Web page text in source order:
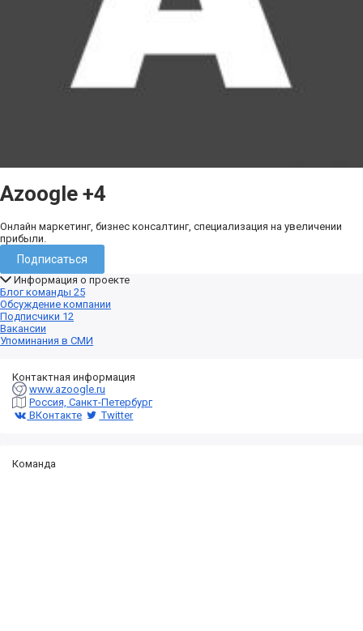
Azoogle +4
Онлайн маркетинг, бизнес консалтинг, специализация на увеличении
прибыли.
Подписаться
Информация о проекте
Блог команды 25
Обсуждение компании
Подписчики 12
Вакансии
Упоминания в СМИ
Контактная информация
www.azoogle.ru
Россия, Санкт-Петербург
ВКонтакте
Twitter
Команда